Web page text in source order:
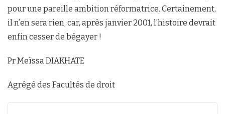
pour une pareille ambition réformatrice. Certainement,
il n’en sera rien, car, après janvier 2001, l’histoire devrait
enfin cesser de bégayer !
Pr Meïssa DIAKHATE
Agrégé des Facultés de droit